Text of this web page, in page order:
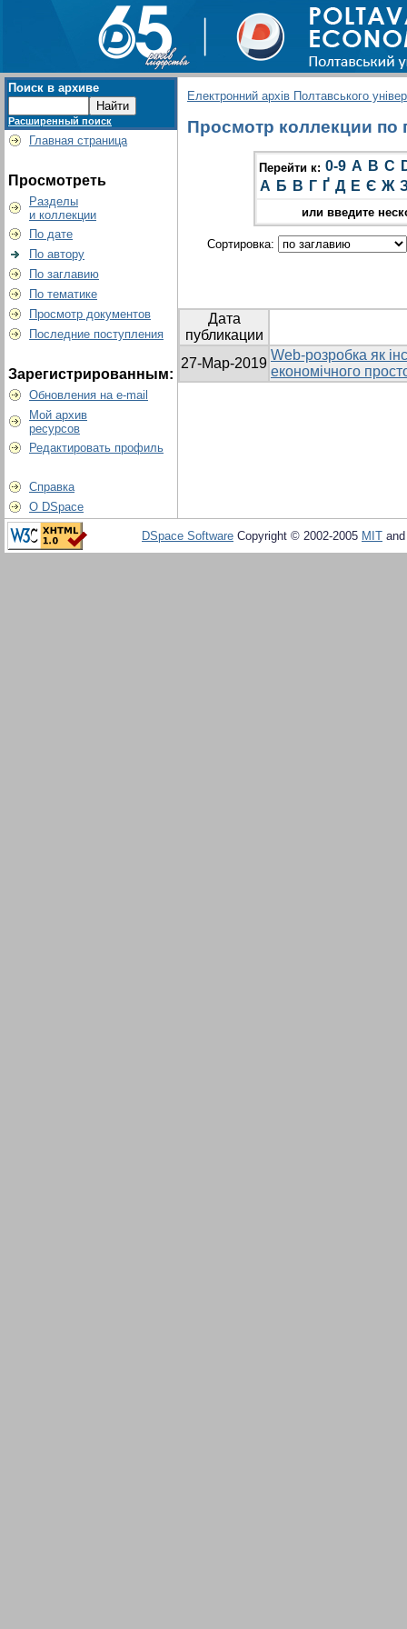
Поиск в архиве
Расширенный поиск
Главная страница
Просмотреть
Разделы
и коллекции
По дате
По автору
По заглавию
По тематике
Просмотр документов
Последние поступления
Зарегистрированным:
Обновления на e-mail
Мой архив
ресурсов
Редактировать профиль
Справка
О DSpace
Електронний архів Полтавського
Просмотр коллекции по
Перейти к: 0-9 A B C
А Б В Г Ґ Д Е Є Ж
или введите
Сортировка:
Дата
публикации
27-Мар-2019
Web-розробка як
економічного
DSpace Software Copyright © 2002-2005 MIT